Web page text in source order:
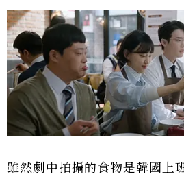
雖然劇中拍攝的食物是韓國上